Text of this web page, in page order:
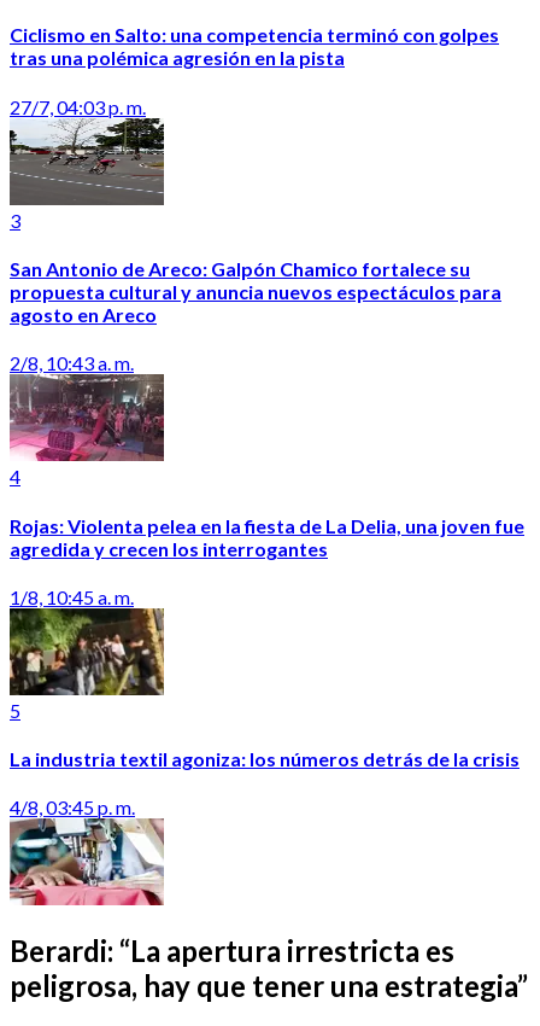
Ciclismo en Salto: una competencia terminó con golpes
tras una polémica agresión en la pista
27/7, 04:03 p. m.
3
San Antonio de Areco: Galpón Chamico fortalece su
propuesta cultural y anuncia nuevos espectáculos para
agosto en Areco
2/8, 10:43 a. m.
4
Rojas: Violenta pelea en la fiesta de La Delia, una joven fue
agredida y crecen los interrogantes
1/8, 10:45 a. m.
5
La industria textil agoniza: los números detrás de la crisis
4/8, 03:45 p. m.
Berardi: “La apertura irrestricta es
peligrosa, hay que tener una estrategia”